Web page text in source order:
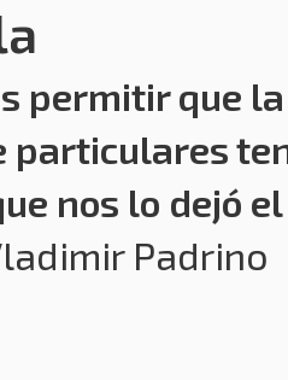
permitir que
particulares
nos lo dejó
Padrino